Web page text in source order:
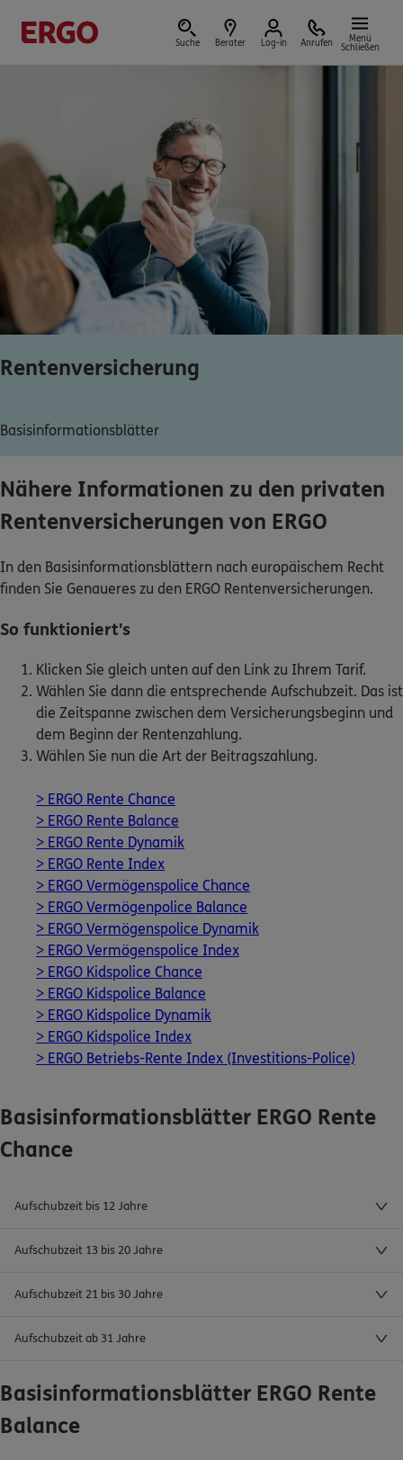
Suche Berater Log-in Anrufen
Menü
Schließen
Versicherungen & Finanzen
Reform der privaten Altersvorsorge
Jetzt Förderung selbst berechnen.
Jetzt informieren
Dann lassen Sie sich helfen.
Service
Meine Versicherungen
ERGO, dem ERGO Rechtsschutz und der DKV.
Zum Kundenportal
Schaden- oder Leistungsfall melden
Bequem online oder telefonisch.
Kontakt
Meine Versicherungen
Sehen Sie auf einen Blick Ihre Versicherungen bei
ERGO, dem ERGO Rechtsschutz und der DKV.
Zum Kundenportal
Bequem online oder telefonisch.
Mo–Sa 7–20 Uhr (gebührenfrei)
ERGO Berater finden
Rentenversicherung
Basisinformationsblätter
Nähere Informationen zu den privaten
Rentenversicherungen von ERGO
In den Basisinformationsblättern nach europäischem Recht
finden Sie Genaueres zu den ERGO Rentenversicherungen.
So funktioniert's
Klicken Sie gleich unten auf den Link zu Ihrem Tarif.
Wählen Sie dann die entsprechende Aufschubzeit. Das ist
die Zeitspanne zwischen dem Versicherungsbeginn und
dem Beginn der Rentenzahlung.
Wählen Sie nun die Art der Beitragszahlung.
> ERGO Rente Chance
> ERGO Rente Balance
> ERGO Rente Dynamik
> ERGO Rente Index
> ERGO Vermögenspolice Chance
> ERGO Vermögenpolice Balance
> ERGO Vermögenspolice Dynamik
> ERGO Vermögenspolice Index
> ERGO Kidspolice Chance
> ERGO Kidspolice Balance
> ERGO Kidspolice Dynamik
> ERGO Kidspolice Index
> ERGO Betriebs-Rente Index (Investitions-Police)
Basisinformationsblätter ERGO Rente
Chance
Aufschubzeit bis 12 Jahre
Aufschubzeit 13 bis 20 Jahre
Aufschubzeit 21 bis 30 Jahre
Aufschubzeit ab 31 Jahre
Basisinformationsblätter ERGO Rente
Balance